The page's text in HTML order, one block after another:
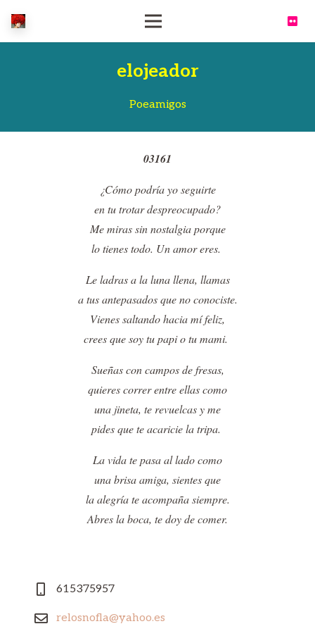
elojeador
Poeamigos
03161
¿Cómo podría yo seguirte
en tu trotar despreocupado?
Me miras sin nostalgia porque
lo tienes todo. Un amor eres.
Le ladras a la luna llena, llamas
a tus antepasados que no conociste.
Vienes saltando hacia mí feliz,
crees que soy tu papi o tu mami.
Sueñas con campos de fresas,
quieres correr entre ellas como
una jineta, te revuelcas y me
pides que te acaricie la tripa.
La vida te pasa al lado como
una brisa amiga, sientes que
la alegría te acompaña siempre.
Abres la boca, te doy de comer.
615375957
relosnofla@yahoo.es